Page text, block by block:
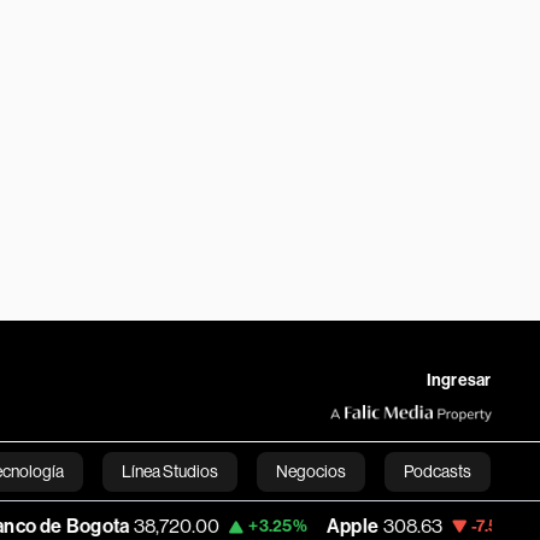
Ingresar
Línea Studios Negocios Podcasts
English
38,720.00 +3.25% Apple 308.63 -7.53% USD COP